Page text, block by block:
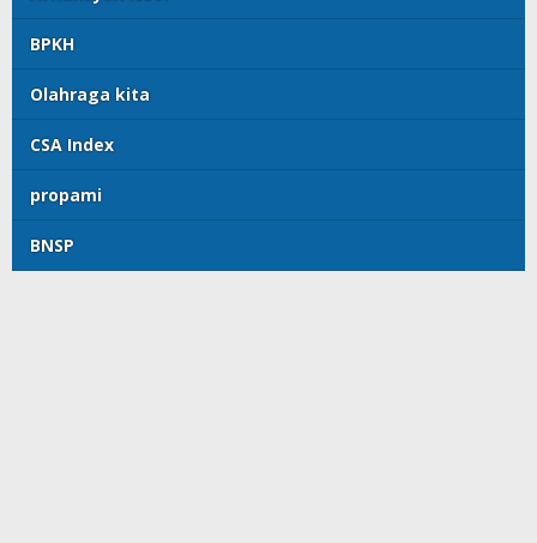
BPKH
Olahraga kita
CSA Index
propami
BNSP